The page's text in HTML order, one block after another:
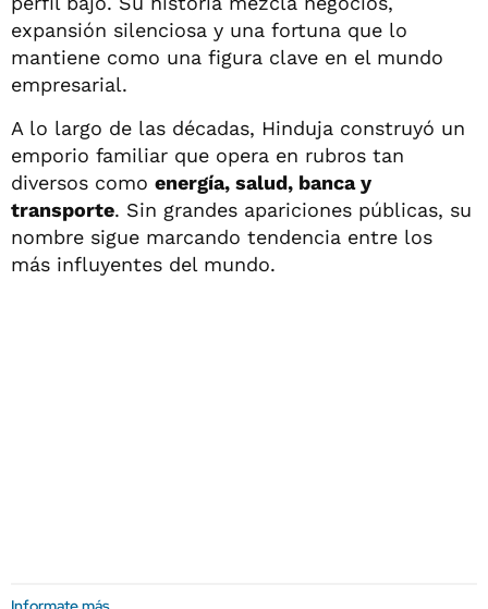
expansión silenciosa y una fortuna que lo
mantiene como una figura clave en el mundo
empresarial.
A lo largo de las décadas, Hinduja construyó un
emporio familiar que opera en rubros tan
diversos como energía, salud, banca y
transporte. Sin grandes apariciones públicas, su
nombre sigue marcando tendencia entre los
más influyentes del mundo.